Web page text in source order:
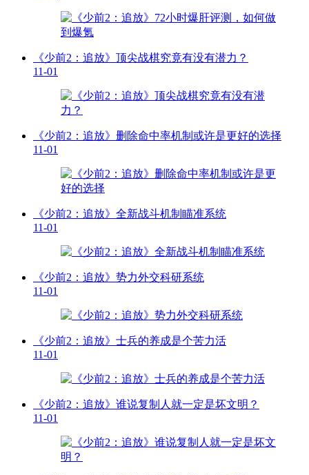
《少前2：追放》顶尖战棋究竟有没有潜力？
11-01
《少前2：追放》删除命中率机制或许是更好的选择
11-01
《少前2：追放》全新战斗机制瞄准系统
11-01
《少前2：追放》势力外交科研系统
11-01
《少前2：追放》士兵的养成是个苦力活
11-01
《少前2：追放》谁说复制人就一定是坏文明？
11-01